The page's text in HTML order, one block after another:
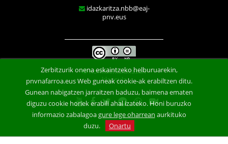
idazkaritza.nbb@eaj-
pnv.eus
Konfidentzialtasun
klausula
Zerbitzurik onena eskaintzeko helburuarekin,
pnvnafarroa.eus Web guneak cookie-ak erabiltzen ditu.
Gunean nabigatzen jarraitzen baduzu, baimena ematen
diguzu cookie horiek erabili ahal izateko. Honi buruzko
informazio zabalagoagure lege oharrean aurkituko
duzu.
Onartu